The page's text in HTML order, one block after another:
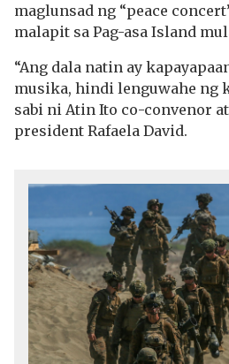
maglunsad ng “peace
malapit sa Pag-asa Island
“Ang dala natin ay
musika, hindi lenguwahe ng
sabi ni Atin Ito co-convenor
president Rafaela David.